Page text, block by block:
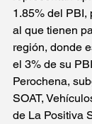
1.85% del PBI,
al que tienen
región, donde
el 3% de su
Perochena,
SOAT,
de La Positiva